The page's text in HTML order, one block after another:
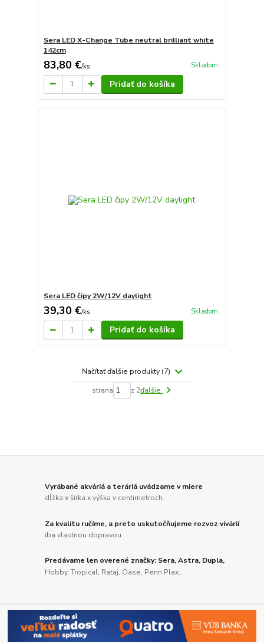
Sera LED X-Change Tube neutral brilliant white
142cm
83,80 €/ks Skladom
Pridať do košíka
Sera LED čipy 2W/12V daylight
39,30 €/ks Skladom
Pridať do košíka
Načítať ďalšie produkty (7)
strana z 2ďalšie
Vyrábané akváriá a teráriá uvádzame v miere
dĺžka x šírka x výška v centimetroch.
Za kvalitu ručíme, a preto uskutočňujeme rozvoz vivárií
iba vlastnou dopravou.
Predávame len overené značky: Sera, Astra, Dupla,
Hobby, Tropical, Rataj, Oase, Penn Plax...